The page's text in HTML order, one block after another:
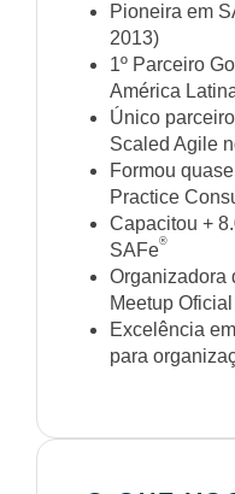
Pioneira em
2013)
1º Parceiro
América
Único
Scaled Agile
Formou
Practice
Capacitou +
SAFe®
Organizadora
Meetup
Excelência
para